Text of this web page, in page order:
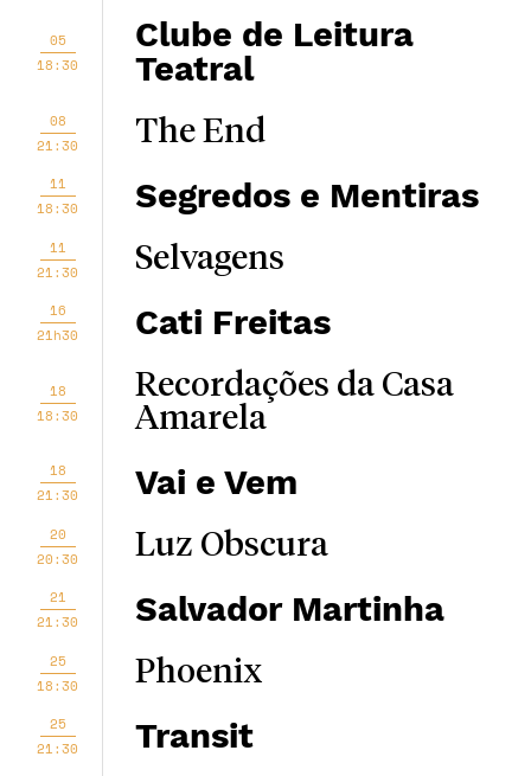
05
18:30
Clube de Leitura
Teatral
08
21:30
The End
11
18:30
Segredos e Mentiras
11
21:30
Selvagens
16
21h30
Cati Freitas
18
18:30
Recordações da Casa
Amarela
18
21:30
Vai e Vem
20
20:30
Luz Obscura
21
21:30
Salvador Martinha
25
18:30
Phoenix
25
21:30
Transit